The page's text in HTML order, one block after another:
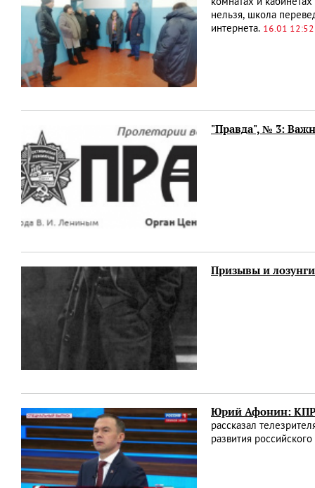
нельзя, школа
интернета. 16.01 12:52
"Правда", № 3:
Призывы и
Юрий Афонин:
рассказал
развития